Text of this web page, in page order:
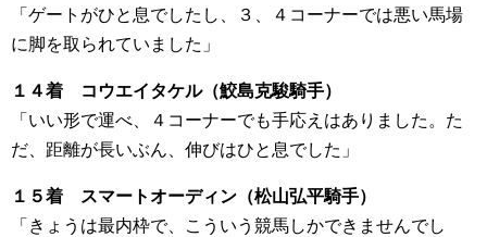
「ゲートがひと息でしたし、３、４コーナーでは悪い馬場
に脚を取られていました」
１４着 コウエイタケル（鮫島克駿騎手）
「いい形で運べ、４コーナーでも手応えはありました。た
だ、距離が長いぶん、伸びはひと息でした」
１５着 スマートオーディン（松山弘平騎手）
「きょうは最内枠で、こういう競馬しかできませんでし